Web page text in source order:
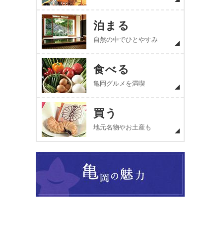
泊まる
自然の中でひとやすみ
食べる
亀岡グルメを満喫
買う
地元名物やお土産も